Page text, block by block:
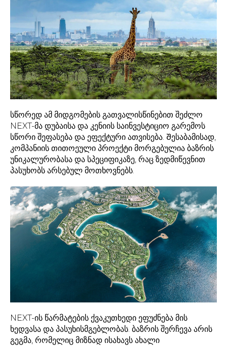
სწორედ ამ მიდგომების გათვალისწინებით შეძლო
NEXT-მა დუბაისა და კენიის საინვესტიციო გარემოს
სწორი შეფასება და ეფექტური ათვისება. Შესაბამისად,
კომპანიის თითოეული პროექტი მორგებულია ბაზრის
უნიკალურობასა და სპეციფიკაზე, რაც ზედმიწევნით
პასუხობს არსებულ მოთხოვნებს.
NEXT-ის წარმატების ქვაკუთხედი ეფუძნება მის
ხედვასა და პასუხისმგებლობას. ბაზრის შერჩევა არის
გეგმა, რომელიც მიზნად ისახავს ახალი